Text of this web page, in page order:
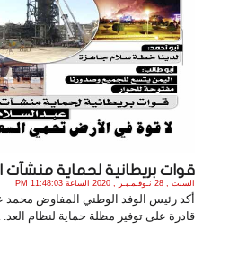
قوات بريطانية لحماية
السبت , 28 نـوفـمـبـر , 2020 الساعة 11:48:03 PM
أكد ‏رئيس الوفد الوطني المفاوض محمد
قادرة على توفير مظلة حماية لنظام العد. .